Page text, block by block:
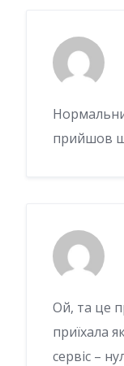
прийшов
Ой, та це
приїхала
сервіс –